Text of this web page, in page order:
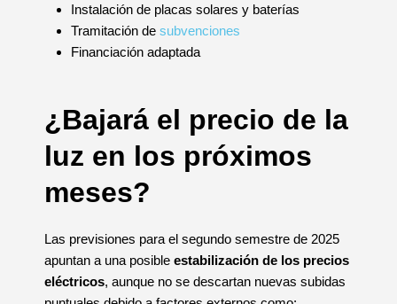
Instalación de placas solares y baterías
Tramitación de subvenciones
Financiación adaptada
¿Bajará el precio de la
luz en los próximos
meses?
Las previsiones para el segundo semestre de 2025
apuntan a una posible estabilización de los precios
eléctricos, aunque no se descartan nuevas subidas